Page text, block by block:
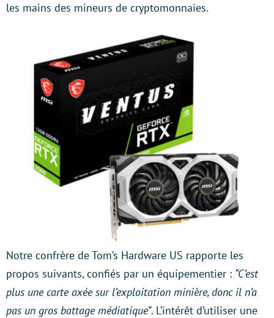
les mains des mineurs de cryptomonnaies.
Notre confrère de Tom’s Hardware US rapporte les
propos suivants, confiés par un équipementier : “C’est
plus une carte axée sur l’exploitation minière, donc il n’a
pas un gros battage médiatique”. L’intérêt d’utiliser une